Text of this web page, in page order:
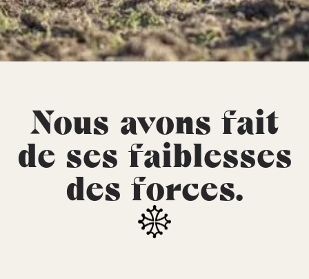
Nous avons fait
de ses faiblesses
des forces.